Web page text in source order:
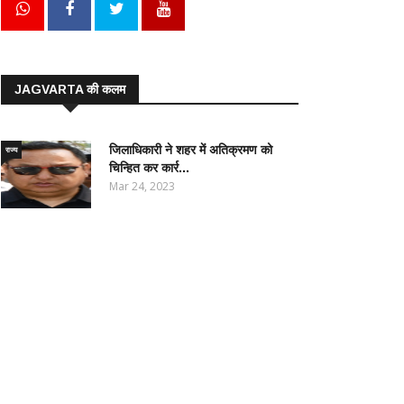
JAGVARTA की कलम
राज्य
जिलाधिकारी ने शहर में अतिक्रमण को
चिन्हित कर कार्र...
Mar 24, 2023